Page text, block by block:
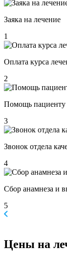
Заяка на лечение
1
Оплата курса
2
Помощь пациенту
3
Звонок отдела
4
Сбор анамнеза и
5
Цены на